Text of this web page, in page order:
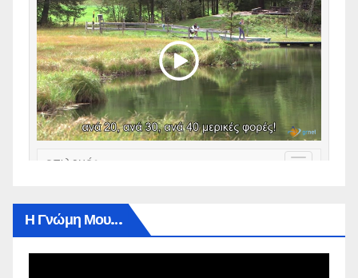
Η Γνώμη Μου…